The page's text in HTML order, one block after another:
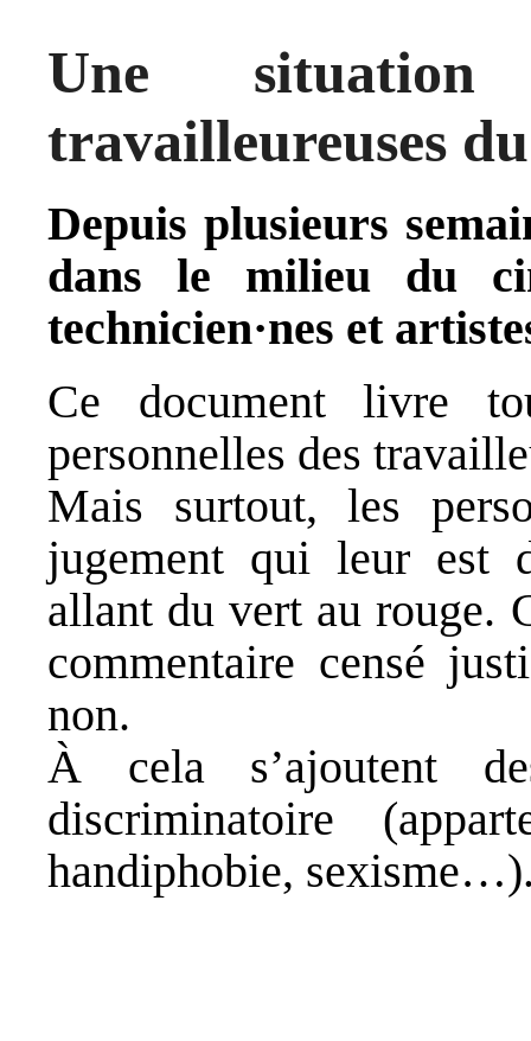
Une
travailleureuses
Depuis plusieurs
dans le milieu du
technicien·nes et
Ce document livre
personnelles des
Mais surtout, les
jugement qui leur est
allant du vert au rouge.
commentaire censé
non.
À cela s’ajoutent
discriminatoire
handiphobie,